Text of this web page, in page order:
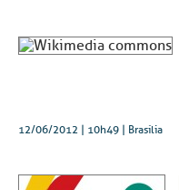
12/06/2012 | 10h49 | Brasília